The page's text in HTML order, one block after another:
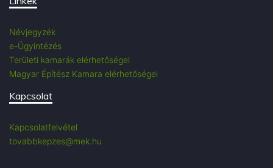
Névjegyzék
e-Ügyintézés
Területi kamarák elérhetőségei
Magyar Építész Kamara elérhetőségei
Kapcsolat
Kapcsolatfelvétel
tovabbkepzes@mek.hu